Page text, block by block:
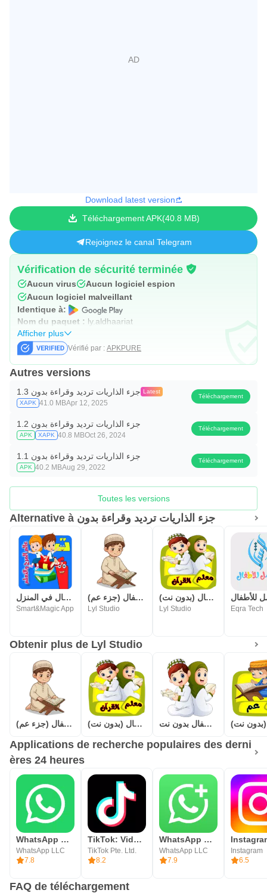
Download latest version
Téléchargement APK 40.8 MB
Rejoignez le canal Telegram
Vérification de sécurité terminée
Aucun virus
Aucun logiciel espion
Aucun logiciel malveillant
Identique à:
Nom du paquet : ly.aldhaariat
Afficher plus
Vérifié par : APKPURE
Autres versions
جزء الذاريات ترديد وقراءة بدون 1.3 Latest
XAPK 41.0 MBApr 12, 2025
Téléchargement
جزء الذاريات ترديد وقراءة بدون 1.2
APK XAPK 40.8 MBOct 26, 2024
Téléchargement
جزء الذاريات ترديد وقراءة بدون 1.1
APK 40.2 MBAug 29, 2022
Téléchargement
Toutes les versions
Alternative à جزء الذاريات ترديد وقراءة بدون
روضة الاطفال في المنزل
Smart&Magic App
المصحف المعلم للاطفال (جزء عم)
Lyl Studio
معلم القرآن للاطفال (بدون نت)
Lyl Studio Eqra Tech
Obtenir plus de Lyl Studio
المصحف المعلم للاطفال (جزء عم) معلم القرآن للاطفال (بدون نت) قصار السور للأطفال بدون نت
Applications de recherche populaires des derni
ères 24 heures
WhatsApp Messenger
WhatsApp LLC
7.8
TikTok: Vidéos, LIVE, Musique
TikTok Pte. Ltd.
8.2
WhatsApp Business
WhatsApp LLC
7.9
Instagram
6.5
FAQ de téléchargement